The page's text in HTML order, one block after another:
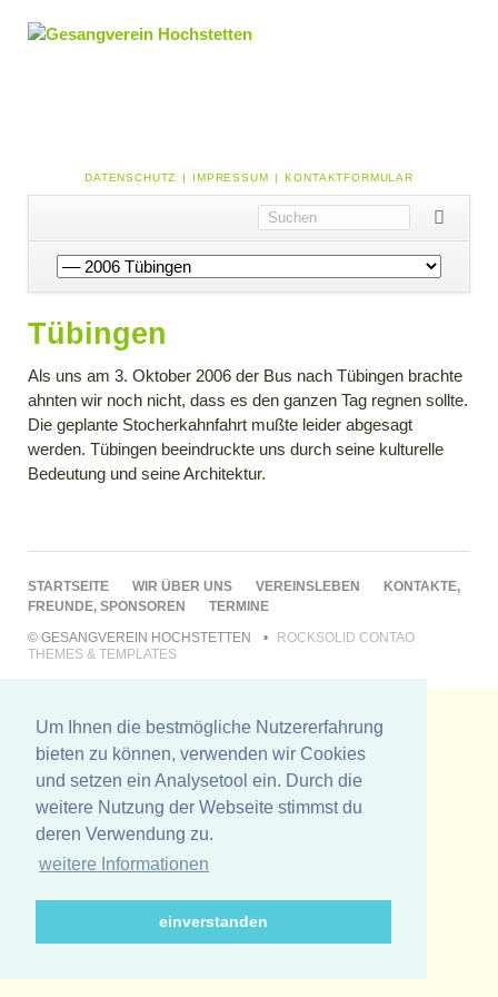
Um Ihnen die bestmögliche Nutzererfahrung
bieten zu können, verwenden wir Cookies
und setzen ein Analysetool ein. Durch die
weitere Nutzung der Webseite stimmst du
deren Verwendung zu.
weitere Informationen
einverstanden
NAVIGATION
ÜBERSPRINGEN
DATENSCHUTZ IMPRESSUM KONTAKTFORMULAR
Navigation
überspringen
Tübingen
Als uns am 3. Oktober 2006 der Bus nach Tübingen brachte
ahnten wir noch nicht, dass es den ganzen Tag regnen sollte.
Die geplante Stocherkahnfahrt mußte leider abgesagt
werden. Tübingen beeindruckte uns durch seine kulturelle
Bedeutung und seine Architektur.
NAVIGATION
ÜBERSPRINGEN
STARTSEITE WIR ÜBER UNS VEREINSLEBEN
KONTAKTE,
FREUNDE, SPONSOREN
TERMINE
© GESANGVEREIN HOCHSTETTEN
ROCKSOLID CONTAO
THEMES & TEMPLATES